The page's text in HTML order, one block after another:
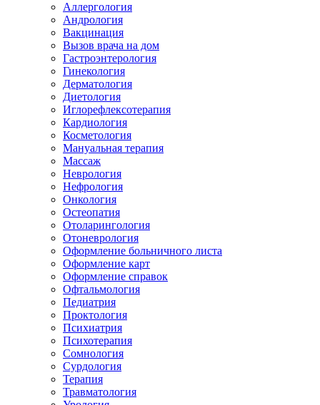
Аллергология
Андрология
Вакцинация
Вызов врача на дом
Гастроэнтерология
Гинекология
Дерматология
Диетология
Иглорефлексотерапия
Кардиология
Косметология
Мануальная терапия
Массаж
Неврология
Нефрология
Онкология
Остеопатия
Отоларингология
Отоневрология
Оформление больничного листа
Оформление карт
Оформление справок
Офтальмология
Педиатрия
Проктология
Психиатрия
Психотерапия
Сомнология
Сурдология
Терапия
Травматология